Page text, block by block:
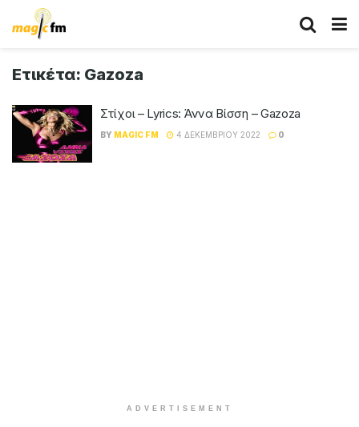
Ετικέτα: Gazoza
Στίχοι – Lyrics: Άννα Βίσση – Gazoza
BY MAGIC FM 4 ΔΕΚΕΜΒΡΊΟΥ 2022 0
ADVERTISEMENT